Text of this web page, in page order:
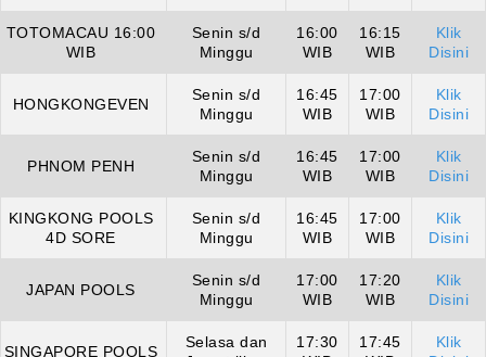
TOTOMACAU 16:00
WIB
Senin s/d
Minggu
16:00
WIB
16:15
WIB
Klik
Disini
HONGKONGEVEN
Senin s/d
Minggu
16:45
WIB
17:00
WIB
Klik
Disini
PHNOM PENH
Senin s/d
Minggu
16:45
WIB
17:00
WIB
Klik
Disini
KINGKONG POOLS
4D SORE
Senin s/d
Minggu
16:45
WIB
17:00
WIB
Klik
Disini
JAPAN POOLS
Senin s/d
Minggu
17:00
WIB
17:20
WIB
Klik
Disini
SINGAPORE POOLS
Selasa dan
17:30
17:45
Klik